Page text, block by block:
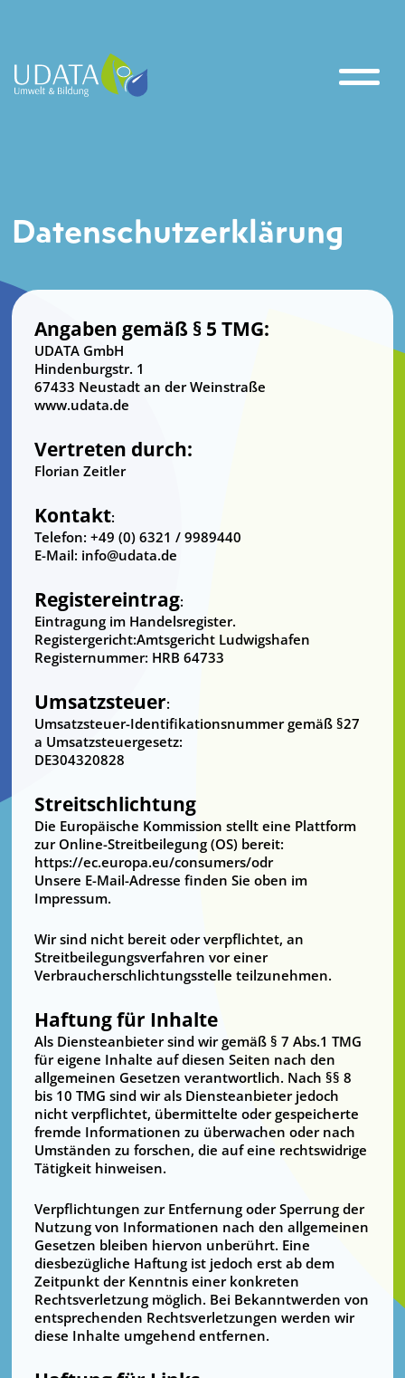
Datenschutzerklärung
Angaben gemäß § 5 TMG:
UDATA GmbH
Hindenburgstr. 1
67433 Neustadt an der Weinstraße
www.udata.de
Vertreten durch:
Florian Zeitler
Kontakt:
Telefon: +49 (0) 6321 / 9989440
E-Mail: info@udata.de
Registereintrag:
Eintragung im Handelsregister.
Registergericht:Amtsgericht Ludwigshafen
Registernummer: HRB 64733
Umsatzsteuer:
Umsatzsteuer-Identifikationsnummer gemäß §27
a Umsatzsteuergesetz:
DE304320828
Streitschlichtung
Die Europäische Kommission stellt eine Plattform
zur Online-Streitbeilegung (OS) bereit:
https://ec.europa.eu/consumers/odr
Unsere E-Mail-Adresse finden Sie oben im
Impressum.
Wir sind nicht bereit oder verpflichtet, an
Streitbeilegungsverfahren vor einer
Verbraucherschlichtungsstelle teilzunehmen.
Haftung für Inhalte
Als Diensteanbieter sind wir gemäß § 7 Abs.1 TMG
für eigene Inhalte auf diesen Seiten nach den
allgemeinen Gesetzen verantwortlich. Nach §§ 8
bis 10 TMG sind wir als Diensteanbieter jedoch
nicht verpflichtet, übermittelte oder gespeicherte
fremde Informationen zu überwachen oder nach
Umständen zu forschen, die auf eine rechtswidrige
Tätigkeit hinweisen.
Verpflichtungen zur Entfernung oder Sperrung der
Nutzung von Informationen nach den allgemeinen
Gesetzen bleiben hiervon unberührt. Eine
diesbezügliche Haftung ist jedoch erst ab dem
Zeitpunkt der Kenntnis einer konkreten
Rechtsverletzung möglich. Bei Bekanntwerden von
entsprechenden Rechtsverletzungen werden wir
diese Inhalte umgehend entfernen.